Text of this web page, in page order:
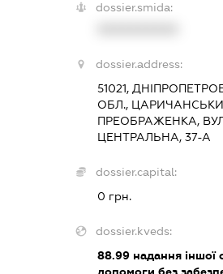
dossier.smida:
dossier.address:
51021,
ОБЛ.,
ПРЕОБРАЖЕНКА,
ЦЕНТРАЛЬНА, 37-А
dossier.capital:
0 грн.
dossier.kveds:
88.99 надання іншої